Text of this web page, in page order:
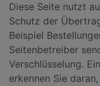
Diese Seite nutzt
Schutz der
Beispiel
Seitenbetreiber
Verschlüsselung.
erkennen Sie